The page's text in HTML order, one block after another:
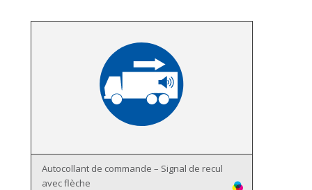
Autocollant de commande – Signal de recul
avec flèche